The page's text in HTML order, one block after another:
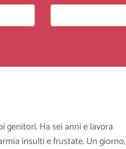
genitori. Ha sei anni e lavora
insulti e frustate. Un giorno,